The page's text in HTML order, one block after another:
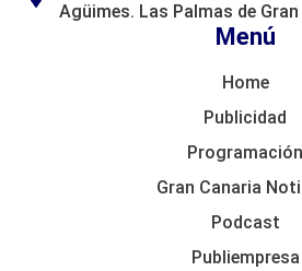
Menú
Home
Publicidad
Programación
Gran Canaria
Podcast
Publiempresa
Agüimes. Las Palmas de